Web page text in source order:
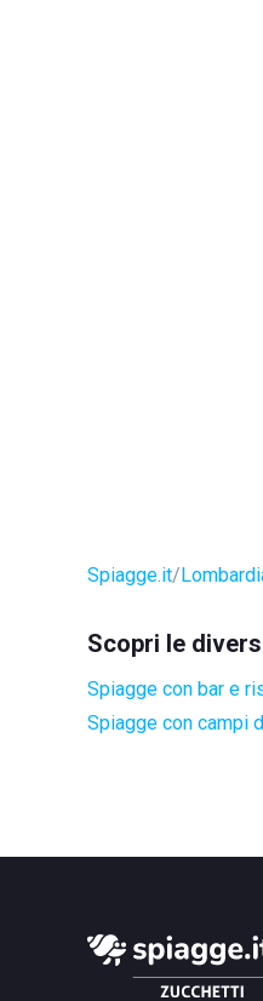
Spiagge.it
Scopri le
Spiagge con bar e
Spiagge con campi